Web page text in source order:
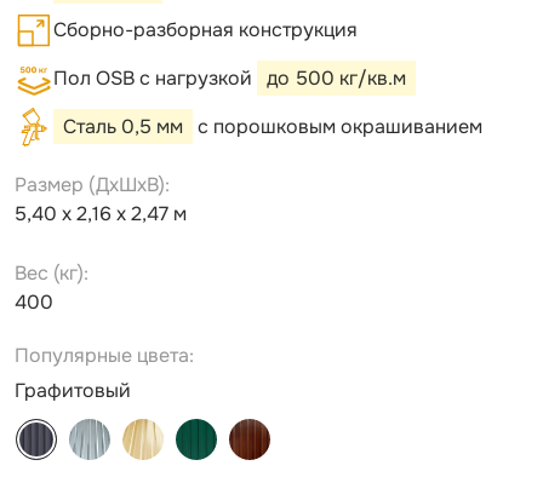
Сборно-разборная конструкция
Пол OSB с нагрузкой
до 500 кг/кв.м
Сталь 0,5 мм
с порошковым окрашиванием
Размер (ДxШxВ):
5,40 х 2,16 х 2,47 м
Вес (кг):
400
Популярные цвета:
Графитовый